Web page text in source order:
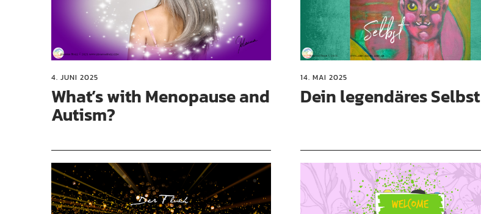
4. JUNI 2025
What’s with Menopause and
Autism?
14. MAI 2025
Dein legendäres Selbst